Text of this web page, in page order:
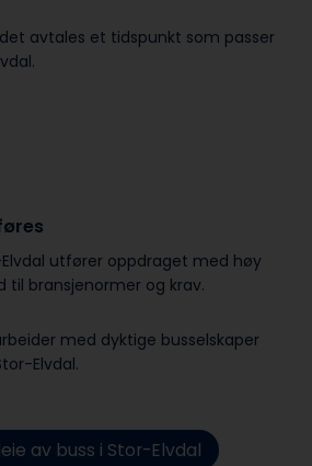
avtales et tidspunkt som passer
utfører oppdraget med høy
til bransje­normer og krav.
med dyktige busselskaper
Elvdal.
av buss i Stor-Elvdal